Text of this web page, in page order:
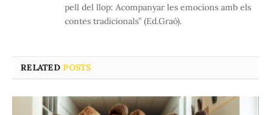
pell del llop: Acompanyar les emocions amb els
contes tradicionals” (Ed.Graó).
RELATEDPOSTS